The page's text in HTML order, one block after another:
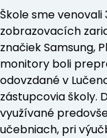
Škole sme
zobrazovacích
značiek Samsung,
monitory boli
odovzdané v
zástupcovia školy.
využívané
učebniach, pri